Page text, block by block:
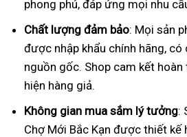
phong phú, đáp ứng mọi nhu
Chất lượng đảm bảo: Mọi sản
được nhập khẩu chính hãng,
nguồn gốc. Shop cam kết
hiện hàng giả.
Không gian mua sắm lý tưởng:
Chợ Mới Bắc Kạn được thiết kế